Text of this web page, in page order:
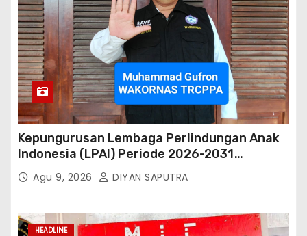
Kepungurusan Lembaga Perlindungan Anak
Indonesia (LPAI) Periode 2026-2031
Terbentuk, Wakil Kordinator Nasional Tim
Reaksi Cepat Perlindungan Perempuan Anak
Mengapresiasi Dan Beri Selamat
Agu 9, 2026 DIYAN SAPUTRA
HEADLINE